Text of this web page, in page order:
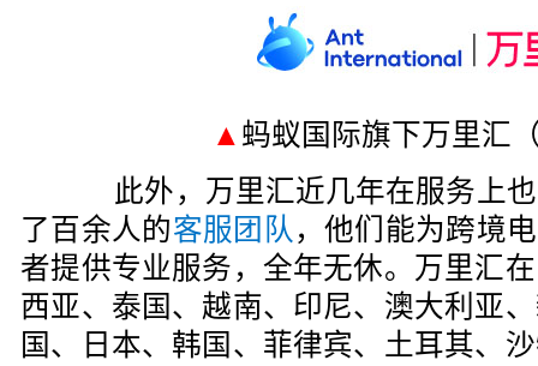
▲ 蚂蚁国际旗下万里汇
此外，万里汇近几年在服务上也
了百余人的客服团队 ，他们能为跨境
者提供专业服务，全年无休。万里汇
西亚、泰国、越南、印尼、澳大利亚
国、日本、韩国、菲律宾、土耳其、